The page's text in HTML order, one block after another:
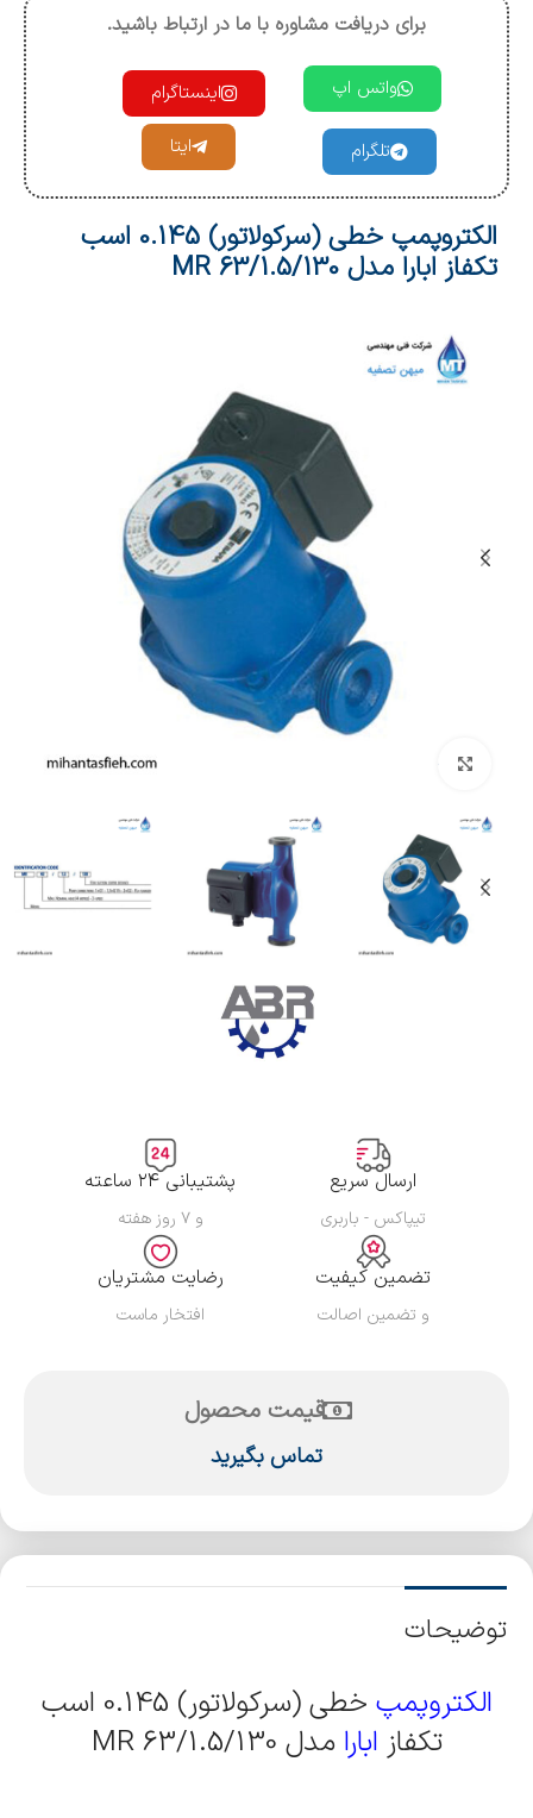
برای دریافت مشاوره با ما در ارتباط باشید.
واتس اپ اینستاگرام
تلگرام ایتا
الکتروپمپ خطی (سرکولاتور) 0.145 اسب
تکفاز ابارا مدل MR 63/1.5/130
ارسال سریع
تیپاکس - باربری
پشتیبانی ۲۴ ساعته
و ۷ روز هفته
تضمین کیفیت
و تضمین اصالت
رضایت مشتریان
افتخار ماست
قیمت محصول
تماس بگیرید
توضیحات
الکتروپمپ
خطی (سرکولاتور) 0.145 اسب
تکفاز ابارا مدل MR 63/1.5/130